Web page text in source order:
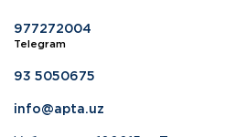
977272004
Telegram
93 5050675
info@apta.uz